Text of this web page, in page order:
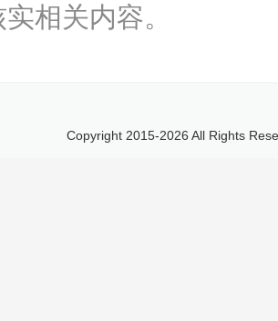
相关内容。
Copyright 2015-2026 All Rights